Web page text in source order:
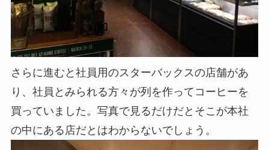
さらに進むと社員用のスターバックスの店舗があ
り、社員とみられる方々が列を作ってコーヒーを
買っていました。写真で見るだけだとそこが本社
の中にある店だとはわからないでしょう。